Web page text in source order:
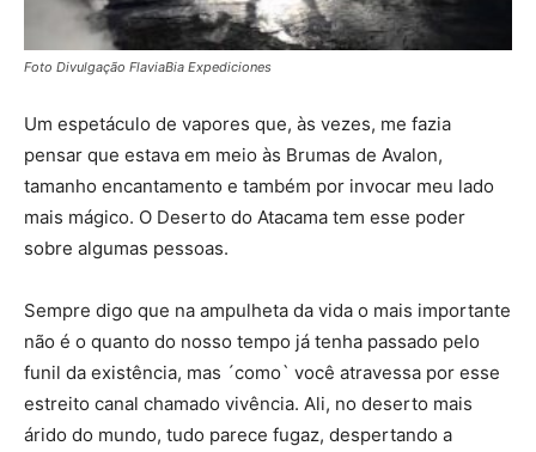
Foto Divulgação FlaviaBia Expediciones
Um espetáculo de vapores que, às vezes, me fazia
pensar que estava em meio às Brumas de Avalon,
tamanho encantamento e também por invocar meu lado
mais mágico. O Deserto do Atacama tem esse poder
sobre algumas pessoas.
Sempre digo que na ampulheta da vida o mais importante
não é o quanto do nosso tempo já tenha passado pelo
funil da existência, mas ´como` você atravessa por esse
estreito canal chamado vivência. Ali, no deserto mais
árido do mundo, tudo parece fugaz, despertando a